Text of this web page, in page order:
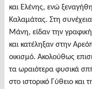
και Ελένης, ενώ
Καλαμάτας. Στη
Μάνη, είδαν την
και κατέληξαν στην
οικισμό. Ακολούθως
τα ωραιότερα φυσικά
στο ιστορικό Γύθειο και